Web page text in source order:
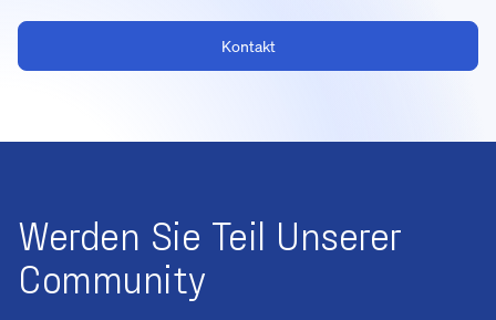
Kontakt
Werden Sie Teil Unserer
Community